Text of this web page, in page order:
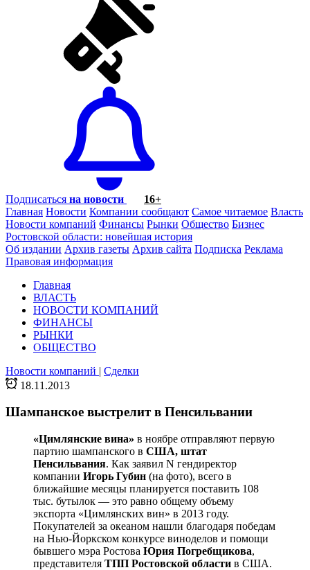
Подписаться на новости
16+
Главная Новости Компании сообщают Самое читаемое Власть
Новости компаний Финансы Рынки Общество Бизнес
Ростовской области: новейшая история
Об издании Архив газеты Архив сайта Подписка Реклама
Правовая информация
Главная
ВЛАСТЬ
НОВОСТИ КОМПАНИЙ
ФИНАНСЫ
РЫНКИ
ОБЩЕСТВО
Новости компаний | Сделки
18.11.2013
Шампанское выстрелит в Пенсильвании
«Цимлянские вина» в ноябре отправляют первую
партию шампанского в США, штат
Пенсильвания. Как заявил N гендиректор
компании Игорь Губин (на фото), всего в
ближайшие месяцы планируется поставить 108
тыс. бутылок — это равно общему объему
экспорта «Цимлянских вин» в 2013 году.
Покупателей за океаном нашли благодаря победам
на Нью-Йоркском конкурсе виноделов и помощи
бывшего мэра Ростова Юрия Погребщикова,
представителя ТПП Ростовской области в США.